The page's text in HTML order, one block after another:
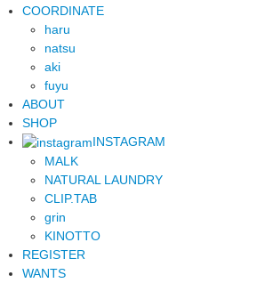
COORDINATE
haru
natsu
aki
fuyu
ABOUT
SHOP
INSTAGRAM
MALK
NATURAL LAUNDRY
CLIP.TAB
grin
KINOTTO
REGISTER
WANTS